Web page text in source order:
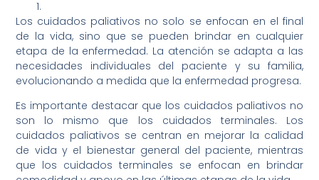
Los cuidados paliativos no solo se enfocan en el final
de la vida, sino que se pueden brindar en cualquier
etapa de la enfermedad. La atención se adapta a las
necesidades individuales del paciente y su familia,
evolucionando a medida que la enfermedad progresa.
Es importante destacar que los cuidados paliativos no
son lo mismo que los cuidados terminales. Los
cuidados paliativos se centran en mejorar la calidad
de vida y el bienestar general del paciente, mientras
que los cuidados terminales se enfocan en brindar